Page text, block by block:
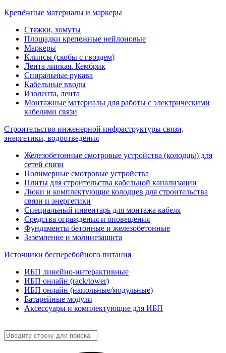
Крепёжные материалы и маркеры
Стяжки, хомуты
Площадки крепежные нейлоновые
Маркеры
Клипсы (скобы с гвоздем)
Лента липкая. Кембрик
Спиральные рукава
Кабельные вводы
Изолента, лента
Монтажные материалы для работы с электрическими
кабелями связи
Строительство инженерной инфраструктуры связи,
энергетики, водоотведения
Железобетонные смотровые устройства (колодцы) для
сетей связи
Полимерные смотровые устройства
Плиты для строительства кабельной канализации
Люки и комплектующие колодцев для строительства
связи и энергетики
Специальный инвентарь для монтажа кабеля
Средства ограждения и оповещения
Фундаменты бетонные и железобетонные
Заземление и молниезащита
Источники бесперебойного питания
ИБП линейно-интерактивные
ИБП онлайн (rack/tower)
ИБП онлайн (напольные/модульные)
Батарейные модули
Аксессуары и комплектующие для ИБП